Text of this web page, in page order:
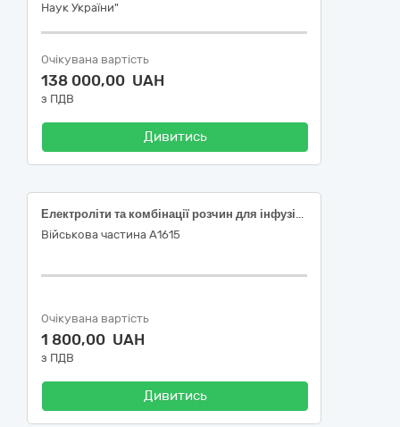
Наук України"
Очікувана вартість
138 000,00 UAH
з ПДВ
Дивитись
Електроліти та комбінації розчин для інфузій (натрію хлориду : 0,526 г;натрію глюконату : 0,502 г; натрію ацетату тригідрату : 0,368 г; калію хлориду : 0,037 г; магнію хлориду гексагідрату : 0,03 г) 400 мл
Військова частина А1615
Очікувана вартість
1 800,00 UAH
з ПДВ
Дивитись